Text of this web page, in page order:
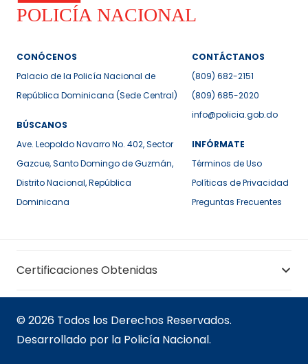
CONÓCENOS
Palacio de la Policía Nacional de
República Dominicana (Sede Central)
BÚSCANOS
Ave. Leopoldo Navarro No. 402, Sector
Gazcue, Santo Domingo de Guzmán,
Distrito Nacional, República
Dominicana
CONTÁCTANOS
(809) 682-2151
(809) 685-2020
info@policia.gob.do
INFÓRMATE
Términos de Uso
Políticas de Privacidad
Preguntas Frecuentes
Certificaciones Obtenidas
© 2026 Todos los Derechos Reservados.
Desarrollado por la Policía Nacional.